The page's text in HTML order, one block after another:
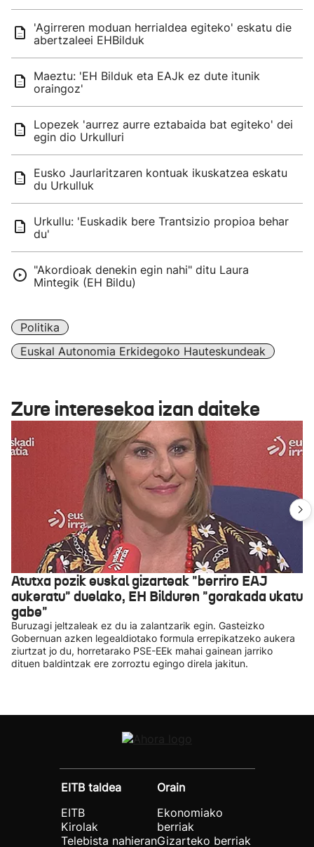
'Agirreren moduan herrialdea egiteko' eskatu die
abertzaleei EHBilduk
Maeztu: 'EH Bilduk eta EAJk ez dute itunik
oraingoz'
Lopezek 'aurrez aurre eztabaida bat egiteko' dei
egin dio Urkulluri
Eusko Jaurlaritzaren kontuak ikuskatzea eskatu
du Urkulluk
Urkullu: 'Euskadik bere Trantsizio propioa behar
du'
"Akordioak denekin egin nahi" ditu Laura
Mintegik (EH Bildu)
Politika
Euskal Autonomia Erkidegoko Hauteskundeak
Zure interesekoa izan daiteke
Atutxa pozik euskal gizarteak "berriro EAJ
aukeratu" duelako, EH Bilduren "gorakada ukatu
gabe"
Buruzagi jeltzaleak ez du ia zalantzarik egin. Gasteizko
Gobernuan azken legealdiotako formula errepikatzeko aukera
ziurtzat jo du, horretarako PSE-EEk mahai gainean jarriko
dituen baldintzak ere zorroztu egingo direla jakitun.
EITB taldea
EITB
Kirolak
Telebista nahieran
Orain
Ekonomiako
berriak
Gizarteko berriak